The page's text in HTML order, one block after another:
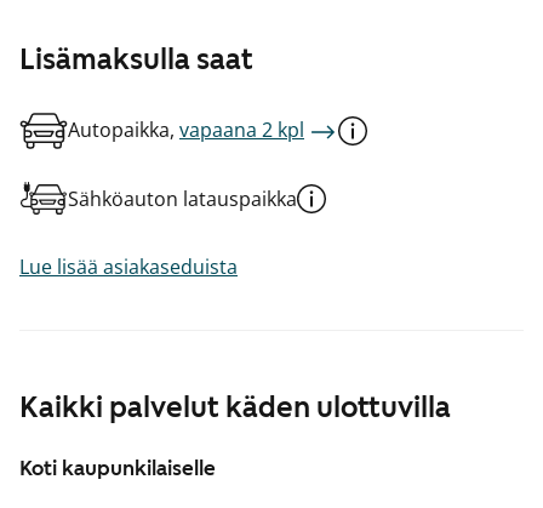
Kaikki palvelut käden ulottuvilla
Koti kaupunkilaiselle
Lisämaksulla saat
Autopaikka, vapaana 2 kpl
Sähköauton latauspaikka
Lue lisää asiakaseduista